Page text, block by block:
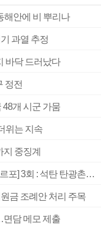
해안에 비 뿌리나
과열 추정
바닥 드러났다
정전
48개 시군 가뭄
위는 지속
지 중징계
[2026 부산청소년극지체험탐험대 현장르포] 3회 : 석탄 탄광촌에서 북극 연구의 중심지로
금 조례안 처리 주목
담 메모 제출